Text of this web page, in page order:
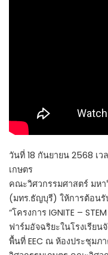
วันที่ 18 กันยายน 2568 เ
เกษตร
คณะวิศวกรรมศาสตร์ มห
(มทร.ธัญบุรี) ให้การต้อนรั
“โครงการ IGNITE –
ฟาร์มอัจฉริยะในโรงเรีย
พื้นที่ EEC ณ ห้องประชุมภ